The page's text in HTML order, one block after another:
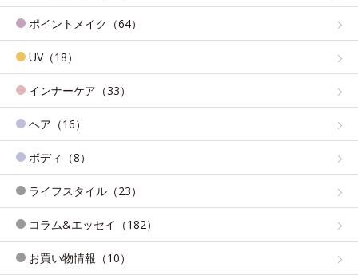
ポイントメイク（64）
UV（18）
インナーケア（33）
ヘア（16）
ボディ（8）
ライフスタイル（23）
コラム&エッセイ（182）
お買い物情報（10）